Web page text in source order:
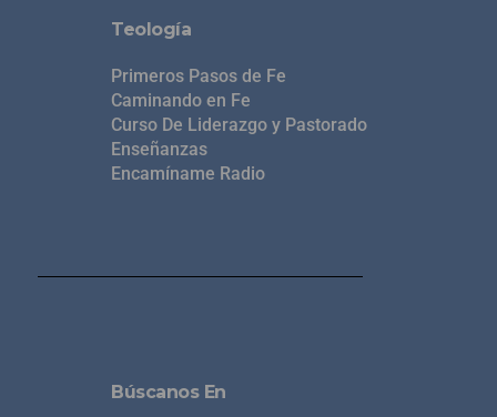
Teología
Primeros Pasos de Fe
Caminando en Fe
Curso De Liderazgo y Pastorado
Enseñanzas
Encamíname Radio
Búscanos En